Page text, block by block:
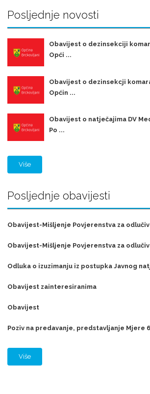
Posljednje novosti
Obavijest o dezinsekciji
Opći ...
Obavijest o dezinsekcji
Općin ...
Obavijest o natječajima DV
Po ...
Više
Posljednje obavijesti
Obavijest-Mišljenje Povjerenstva za
Obavijest-Mišljenje Povjerenstva za
Odluka o izuzimanju iz postupka Javnog
Obavijest zainteresiranima
Obavijest
Poziv na predavanje, predstavljanje Mjere
Više